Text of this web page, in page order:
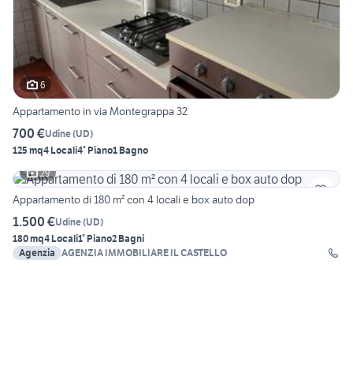
6
Appartamento in via Montegrappa 32
700 €Udine(UD)
125 mq4 Locali4° Piano1 Bagno
29
Appartamento di 180 m² con 4 locali e box auto dop
1.500 €Udine(UD)
180 mq4 Locali1° Piano2 Bagni
Agenzia AGENZIA IMMOBILIARE IL CASTELLO